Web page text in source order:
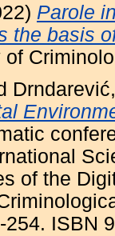
Parole
the basis
of the
ISBN